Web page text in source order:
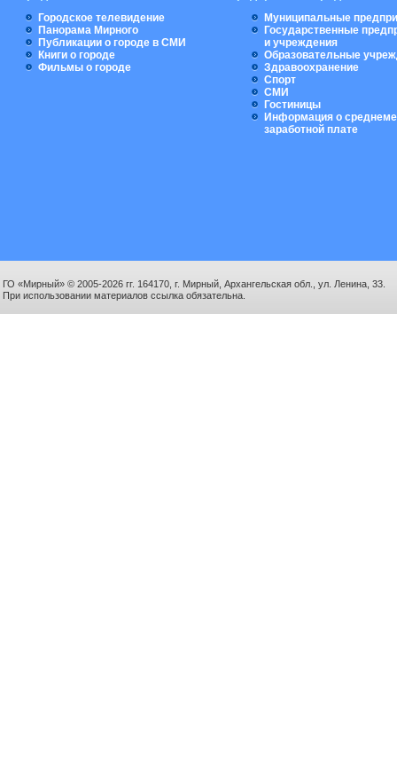
Городское телевидение
Панорама Мирного
Публикации о городе в СМИ
Книги о городе
Фильмы о городе
Муниципальные
Государственные
и учреждения
Образовательные
Здравоохранение
Спорт
СМИ
Гостиницы
Информация о
заработной плате
ГО «Мирный» © 2005-2026 гг. 164170, г. Мирный, Архангельская обл., ул. Ленина, 33.
При использовании материалов ссылка обязательна.